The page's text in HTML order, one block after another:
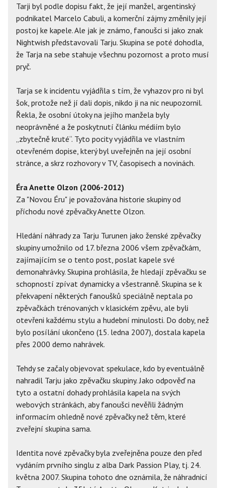
Tarji byl podle dopisu fakt, že její manžel, argentinský
podnikatel Marcelo Cabuli, a komerční zájmy změnily její
postoj ke kapele. Ale jak je známo, fanoušci si jako znak
Nightwish představovali Tarju. Skupina se poté dohodla,
že Tarja na sebe stahuje všechnu pozornost a proto musí
pryč.
Tarja se k incidentu vyjádřila s tím, že vyhazov pro ni byl
šok, protože než jí dali dopis, nikdo ji na nic neupozornil.
Řekla, že osobní útoky na jejího manžela byly
neoprávněné a že poskytnutí článku médiím bylo
„zbytečně kruté“. Tyto pocity vyjádřila ve vlastním
otevřeném dopise, který byl uveřejněn na její osobní
stránce, a skrz rozhovory v TV, časopisech a novinách.
Éra Anette Olzon (2006-2012)
Za "Novou Éru" je považována historie skupiny od
příchodu nové zpěvačky Anette Olzon.
Hledání náhrady za Tarju Turunen jako ženské zpěvačky
skupiny umožnilo od 17. března 2006 všem zpěvačkám,
zajímajícím se o tento post, poslat kapele své
demonahrávky. Skupina prohlásila, že hledají zpěvačku se
schopností zpívat dynamicky a všestranně. Skupina se k
překvapení některých fanoušků speciálně neptala po
zpěvačkách trénovaných v klasickém zpěvu, ale byli
otevřeni každému stylu a hudební minulosti. Do doby, než
bylo posílání ukončeno (15. ledna 2007), dostala kapela
přes 2000 demo nahrávek.
Tehdy se začaly objevovat spekulace, kdo by eventuálně
nahradil Tarju jako zpěvačku skupiny. Jako odpověď na
tyto a ostatní dohady prohlásila kapela na svých
webových stránkách, aby fanoušci nevěřili žádným
informacím ohledně nové zpěvačky než těm, které
zveřejní skupina sama.
Identita nové zpěvačky byla zveřejněna pouze den před
vydáním prvního singlu z alba Dark Passion Play, tj. 24.
května 2007. Skupina tohoto dne oznámila, že náhradnicí